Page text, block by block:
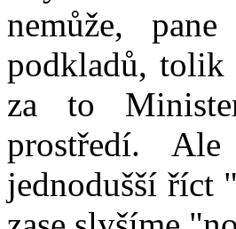
nemůže,
podkladů, tolik
za to
prostředí.
jednodušší říct